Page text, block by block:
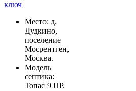
Место: д.
Дудкино,
поселение
Мосрентген,
Москва.
Модель
септика:
Топас 9 ПР.